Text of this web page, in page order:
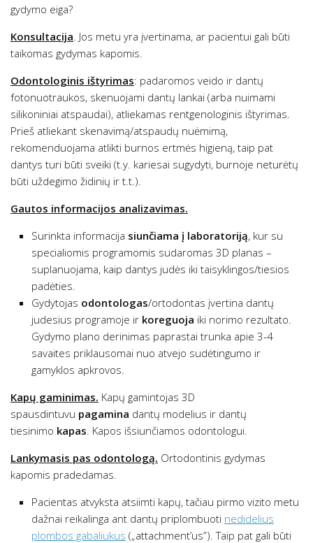
gydymo eiga?
Konsultacija . Jos metu yra įvertinama, ar pacientui gali būti
taikomas gydymas kapomis.
Odontologinis ištyrimas: padaromos veido ir dantų
fotonuotraukos, skenuojami dantų lankai (arba nuimami
silikoniniai atspaudai), atliekamas rentgenologinis ištyrimas.
Prieš atliekant skenavimą/atspaudų nuėmimą,
rekomenduojama atlikti burnos ertmės higieną, taip pat
dantys turi būti sveiki (t.y. kariesai sugydyti, burnoje neturėtų
būti uždegimo židinių ir t.t.).
Gautos informacijos analizavimas.
Surinkta informacija siunčiama į laboratoriją, kur su
specialiomis programomis sudaromas 3D planas –
suplanuojama, kaip dantys judės iki taisyklingos/tiesios
padėties.
Gydytojas odontologas/ortodontas įvertina dantų
judesius programoje ir koreguoja iki norimo rezultato.
Gydymo plano derinimas paprastai trunka apie 3-4
savaites priklausomai nuo atvejo sudėtingumo ir
gamyklos apkrovos.
Kapų gaminimas. Kapų gamintojas 3D
spausdintuvu pagamina dantų modelius ir dantų
tiesinimo kapas . Kapos išsiunčiamos odontologui.
Lankymasis pas odontologą. Ortodontinis gydymas
kapomis pradedamas.
Pacientas atvyksta atsiimti kapų, tačiau pirmo vizito metu
dažnai reikalinga ant dantų priplombuoti nedidelius
plombos gabaliukus („attachment’us”). Taip pat gali būti